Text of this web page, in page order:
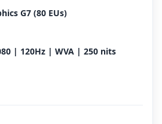
G7 (80 EUs)
| 120Hz | WVA | 250 nits